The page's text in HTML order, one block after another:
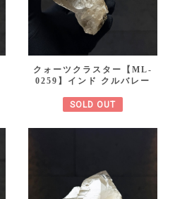
クォーツクラスター【ML-
0259】インド クルバレー
SOLD OUT